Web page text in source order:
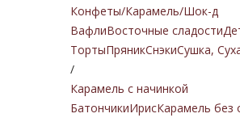
Конфеты/Карамель/Шок-д
ВафлиВосточные сладости
ТортыПряникСнэкиСушка,
/
Карамель с начинкой
БатончикиИрисКарамель без